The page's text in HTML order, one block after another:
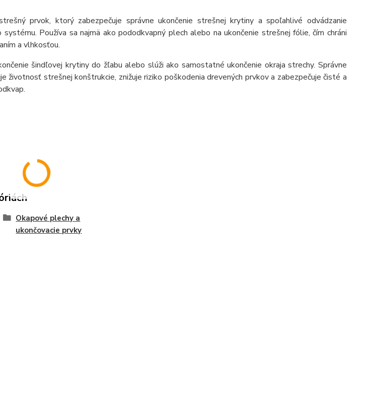
prvok, ktorý zabezpečuje správne ukončenie strešnej krytiny a spoľahlivé odvádzanie
Používa sa najmä ako pododkvapný plech alebo na ukončenie strešnej fólie, čím chráni
a vlhkosťou.
šindľovej krytiny do žľabu alebo slúži ako samostatné ukončenie okraja strechy. Správne
životnosť strešnej konštrukcie, znižuje riziko poškodenia drevených prvkov a zabezpečuje čisté a
Okapové plechy a
ukončovacie prvky